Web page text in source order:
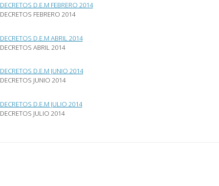
amigo
(Se
abre
ventana
nueva)
una
ventana
nueva)
una
ventana
nueva)
DECRETOS D.E.M FEBRERO 2014
DECRETOS FEBRERO 2014
DECRETOS D.E.M ABRIL 2014
DECRETOS ABRIL 2014
DECRETOS D.E.M JUNIO 2014
DECRETOS JUNIO 2014
DECRETOS D.E.M JULIO 2014
DECRETOS JULIO 2014